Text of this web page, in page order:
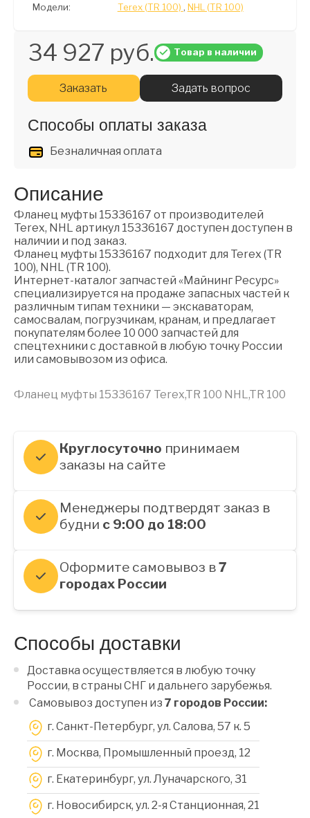
Модели:
Terex (TR 100) , NHL (TR 100)
34 927 руб. Товар в наличии
Заказать Задать вопрос
Способы оплаты заказа
Безналичная оплата
Описание
Фланец муфты 15336167 от производителей
Terex, NHL артикул 15336167 доступен доступен в
наличии и под заказ.
Фланец муфты 15336167 подходит для Terex (TR
100), NHL (TR 100).
Интернет-каталог запчастей «Майнинг Ресурс»
специализируется на продаже запасных частей к
различным типам техники — экскаваторам,
самосвалам, погрузчикам, кранам, и предлагает
покупателям более 10 000 запчастей для
спецтехники с доставкой в любую точку России
или самовывозом из офиса.
Фланец муфты 15336167 Terex,TR 100 NHL,TR 100
Круглосуточно принимаем
заказы на сайте
Менеджеры подтвердят заказ в
будни с 9:00 до 18:00
Оформите самовывоз в7
городах России
Способы доставки
Доставка осуществляется в любую точку
России, в страны СНГ и дальнего зарубежья.
Самовывоз доступен из 7 городов России:
г. Санкт-Петербург, ул. Салова, 57 к. 5
г. Москва, Промышленный проезд, 12
г. Екатеринбург, ул. Луначарского, 31
г. Новосибирск, ул. 2-я Станционная, 21